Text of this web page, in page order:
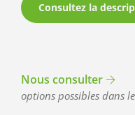
Consultez la
Nous consulter
options possibles dans